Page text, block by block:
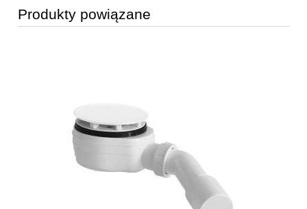
Produkty powiązane